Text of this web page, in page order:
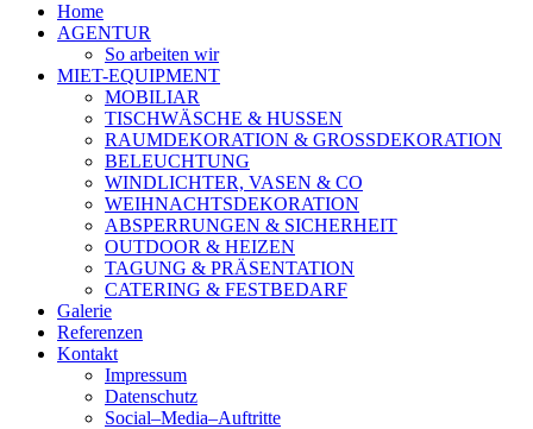
Home
AGENTUR
So arbeiten wir
MIET-EQUIPMENT
MOBILIAR
TISCHWÄSCHE & HUSSEN
RAUMDEKORATION & GROSSDEKORATION
BELEUCHTUNG
WINDLICHTER, VASEN & CO
WEIHNACHTSDEKORATION
ABSPERRUNGEN & SICHERHEIT
OUTDOOR & HEIZEN
TAGUNG & PRÄSENTATION
CATERING & FESTBEDARF
Galerie
Referenzen
Kontakt
Impressum
Datenschutz
Social–Media–Auftritte